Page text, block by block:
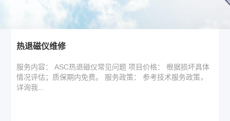
热退磁仪维修
服务内容： ASC热退磁仪常见问题 项目价格： 根据损坏具体
情况评估；质保期内免费。 服务政策： 参考技术服务政策，
详询我...